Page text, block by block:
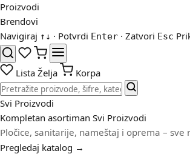
Proizvodi
Brendovi
Navigiraj ↑ ↓ · Potvrdi Enter · Zatvori Esc
Lista Želja Korpa
Svi Proizvodi
Kompletan asortiman Svi Proizvodi
Pločice, sanitarije, nameštaj i oprema – sve
Pregledaj katalog →